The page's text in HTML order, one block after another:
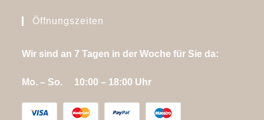
Öffnungszeiten
Wir sind an 7 Tagen in der Woche für Sie da:
Mo. – So. 10:00 – 18:00 Uhr